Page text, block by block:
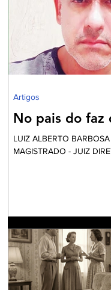
necessitada de
quanto às pessoas das
periféricas que vivem
e ineficiente assistência à saúde, frequente
falta de água e sob
No pais do faz
LUIZ ALBERTO
MAGISTRADO - JUIZ
“É um dinheiro que é
eleger alguns que vão
Até parece um
atrás dos bastidores nem
O roteiro é sempre o
peças do tabo
Artigos